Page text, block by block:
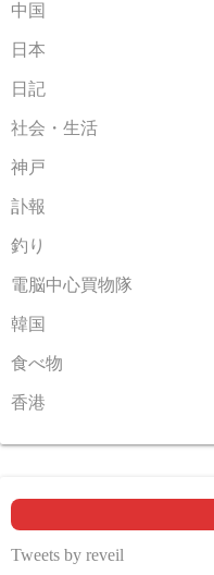
中国
日本
日記
社会・生活
神戸
訃報
釣り
電脳中心買物隊
韓国
食べ物
香港
Tweets by reveil